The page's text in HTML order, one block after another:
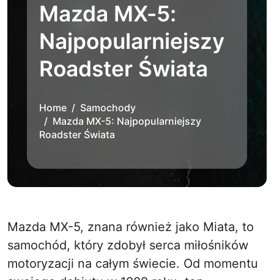
Mazda MX-5:
Najpopularniejszy
Roadster Świata
Home
Samochody
Mazda MX-5: Najpopularniejszy
Roadster Świata
Mazda MX-5, znana również jako Miata, to
samochód, który zdobył serca miłośników
motoryzacji na całym świecie. Od momentu